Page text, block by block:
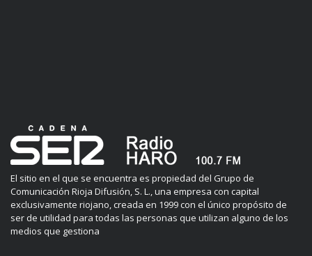
El sitio en el que se encuentra es propiedad del Grupo de
Comunicación Rioja Difusión, S. L., una empresa con capital
exclusivamente riojano, creada en 1999 con el único propósito de
ser de utilidad para todas las personas que utilizan alguno de los
medios que gestiona